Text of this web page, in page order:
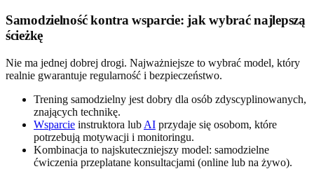
Samodzielność kontra wsparcie: jak wybrać najlepszą
ścieżkę
Nie ma jednej dobrej drogi. Najważniejsze to wybrać model, który
realnie gwarantuje regularność i bezpieczeństwo.
Trening samodzielny jest dobry dla osób zdyscyplinowanych,
znających technikę.
Wsparcie instruktora lub AI przydaje się osobom, które
potrzebują motywacji i monitoringu.
Kombinacja to najskuteczniejszy model: samodzielne
ćwiczenia przeplatane konsultacjami (online lub na żywo).